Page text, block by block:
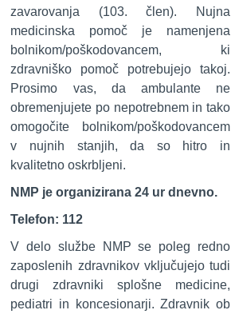
zavarovanja (103. člen). Nujna
medicinska pomoč je namenjena
bolnikom/poškodovancem, ki
zdravniško pomoč potrebujejo takoj.
Prosimo vas, da ambulante ne
obremenjujete po nepotrebnem in tako
omogočite bolnikom/poškodovancem
v nujnih stanjih, da so hitro in
kvalitetno oskrbljeni.
NMP je organizirana 24 ur dnevno.
Telefon: 112
V delo službe NMP se poleg redno
zaposlenih zdravnikov vključujejo tudi
drugi zdravniki splošne medicine,
pediatri in koncesionarji. Zdravnik ob